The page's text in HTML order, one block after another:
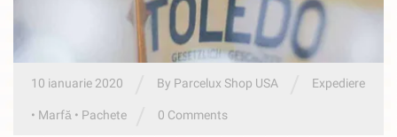
10 ianuarie 2020 By Parcelux Shop USA Expediere
• Marfă • Pachete 0 Comments